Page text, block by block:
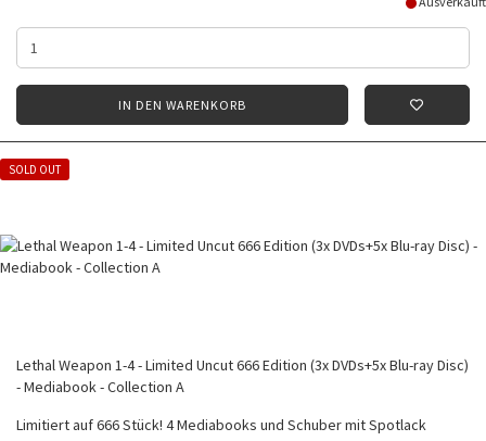
IN DEN WARENKORB
SOLD OUT
Lethal Weapon 1-4 - Limited Uncut 666 Edition (3x DVDs+5x Blu-ray Disc)
- Mediabook - Collection A
Limitiert auf 666 Stück! 4 Mediabooks und Schuber mit Spotlack